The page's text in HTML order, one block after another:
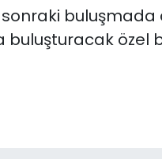
buluşmada
buluşturacak özel